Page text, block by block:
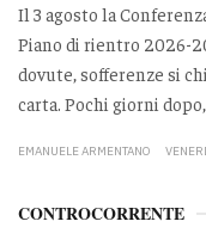
Il 3 agosto la
Piano di rientro 2026-
dovute, sofferenze si
carta. Pochi giorni
EMANUELE ARMENTANO
CONTROCORRENTE